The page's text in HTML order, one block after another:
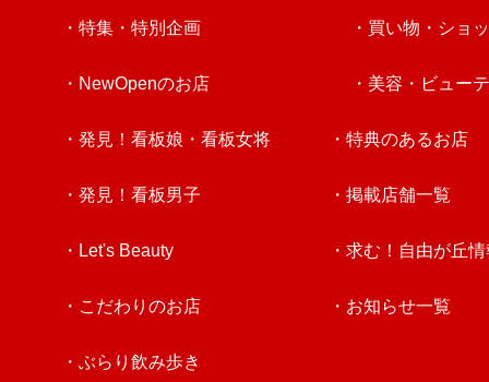
・特集・特別企画
・NewOpenのお店
・発見！看板娘・看板女将
・発見！看板男子
・Let's Beauty
・こだわりのお店
・ぶらり飲み歩き
・買い物・ショ
・美容・ビュー
・特典のあるお店
・掲載店舗一覧
・求む！自由が丘
・お知らせ一覧